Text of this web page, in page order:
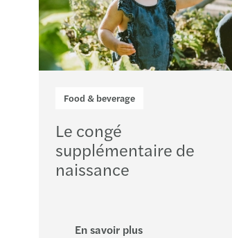
Food & beverage
Le congé
supplémentaire de
naissance
En savoir plus